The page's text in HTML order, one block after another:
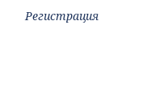
Регистрация